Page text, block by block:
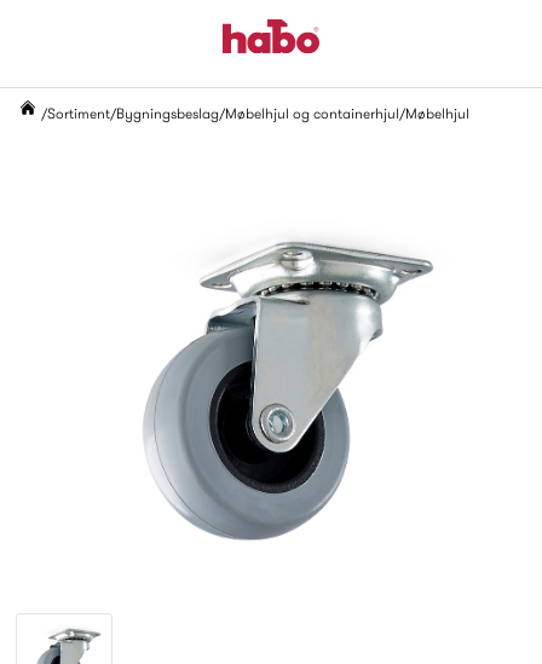
Sortiment Bygningsbeslag Møbelhjul og containerhjul Møbelhjul